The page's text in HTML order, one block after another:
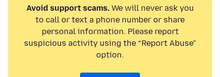
Avoid support scams.We will never ask you
to call or text a phone number or share
personal information. Please report
suspicious activity using the “Report Abuse”
option.